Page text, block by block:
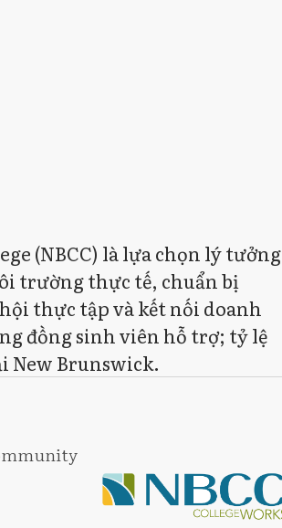
(NBCC) là lựa chọn lý tưởng
trường thực tế, chuẩn bị
thực tập và kết nối doanh
đồng sinh viên hỗ trợ; tỷ lệ
New Brunswick.